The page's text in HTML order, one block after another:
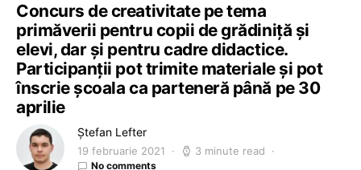
Concurs de creativitate pe tema
primăverii pentru copii de grădiniță și
elevi, dar și pentru cadre didactice.
Participanții pot trimite materiale și pot
înscrie școala ca parteneră până pe 30
aprilie
Ștefan Lefter
19 februarie 2021 3 minute read
No comments